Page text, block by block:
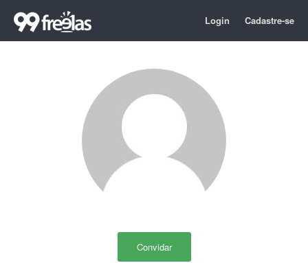
Login Cadastre-se
Convidar